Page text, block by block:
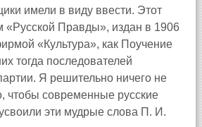
имели в виду ввести. Этот
«Русской Правды», издан в 1906
«Культура», как Поучение
тогда последователей
Я решительно ничего не
чтобы современные русские
эти мудрые слова П. И.